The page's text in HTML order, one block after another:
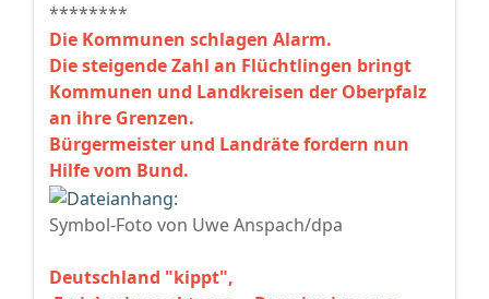
********
Die Kommunen schlagen Alarm.
Die steigende Zahl an Flüchtlingen bringt
Kommunen und Landkreisen der Oberpfalz
an ihre Grenzen.
Bürgermeister und Landräte fordern nun
Hilfe vom Bund.
Symbol-Foto von Uwe Anspach/dpa
Deutschland "kippt",